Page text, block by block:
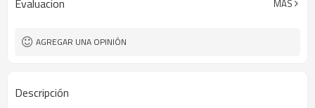
monitor de pantalla táctil toque de vidrio
Nombre
Evaluacion MÁS
AGREGAR UNA OPINIÓN
Descripción